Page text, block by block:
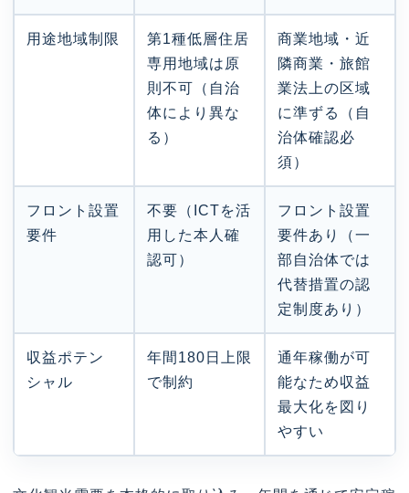
用途地域制限
第1種低層住居
専用地域は原
則不可（自治
体により異な
る）
商業地域・近
隣商業・旅館
業法上の区域
に準ずる（自
治体確認必
須）
フロント設置
要件
不要（ICTを活
用した本人確
認可）
フロント設置
要件あり（一
部自治体では
代替措置の認
定制度あり）
収益ポテン
シャル
年間180日上限
で制約
通年稼働が可
能なため収益
最大化を図り
やすい